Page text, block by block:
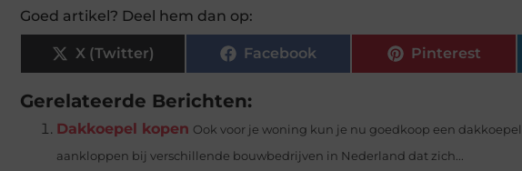
Goed artikel? Deel hem dan op:
X (Twitter) Facebook Pinterest
Gerelateerde Berichten:
Dakkoepel kopen Ook voor je woning kun je nu goedkoop een
aankloppen bij verschillende bouwbedrijven in Nederland dat zich...